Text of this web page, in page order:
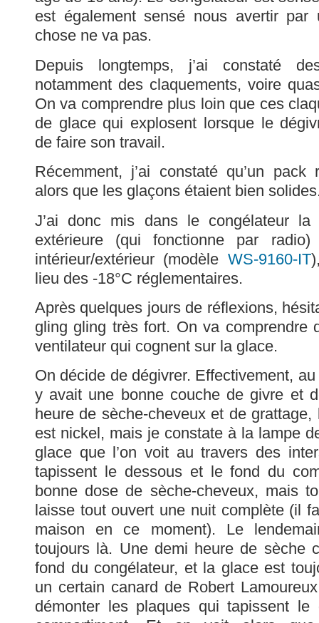
est également sensé nous avertir par
chose ne va pas.
Depuis longtemps, j’ai constaté
notamment des claquements, voire
On va comprendre plus loin que ces
de glace qui explosent lorsque le
de faire son travail.
Récemment, j’ai constaté qu’un pack
alors que les glaçons étaient bien
J’ai donc mis dans le congélateur la
extérieure (qui fonctionne par
intérieur/extérieur (modèle WS-9160-IT
lieu des -18°C réglementaires.
Après quelques jours de réflexions,
gling gling très fort. On va comprendre
ventilateur qui cognent sur la glace.
On décide de dégivrer. Effectivement,
y avait une bonne couche de givre et
heure de sèche-cheveux et de
est nickel, mais je constate à la lampe
glace que l’on voit au travers des
tapissent le dessous et le fond du
bonne dose de sèche-cheveux, mais
laisse tout ouvert une nuit complète (il
maison en ce moment). Le
toujours là. Une demi heure de sèche
fond du congélateur, et la glace est
un certain canard de Robert
démonter les plaques qui tapissent